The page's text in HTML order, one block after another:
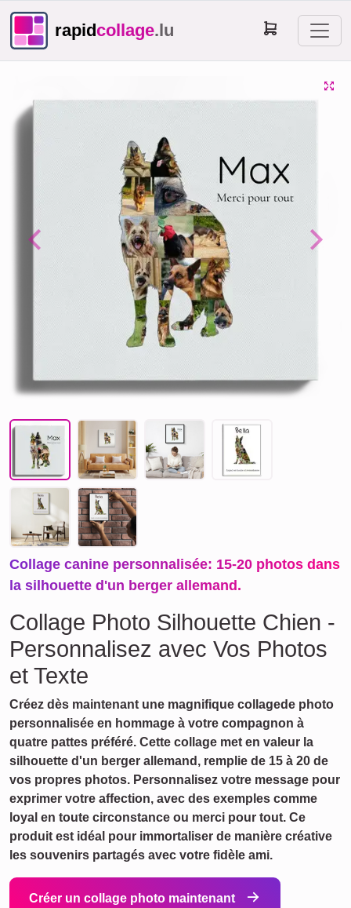
rapidcollage.lu
Previous Next
Collage canine personnalisée: 15-20 photos dans
la silhouette d'un berger allemand.
Collage Photo Silhouette Chien -
Personnalisez avec Vos Photos
et Texte
Créez dès maintenant une magnifique collagede photo
personnalisée en hommage à votre compagnon à
quatre pattes préféré. Cette collage met en valeur la
silhouette d'un berger allemand, remplie de 15 à 20 de
vos propres photos. Personnalisez votre message pour
exprimer votre affection, avec des exemples comme
loyal en toute circonstance ou merci pour tout. Ce
produit est idéal pour immortaliser de manière créative
les souvenirs partagés avec votre fidèle ami.
Créer un collage photo maintenant